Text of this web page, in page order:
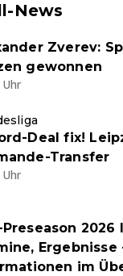
News
Zverev:
gewonnen
Uhr
Deal fix!
Transfer
Uhr
Preseason 2026
Ergebnisse
im